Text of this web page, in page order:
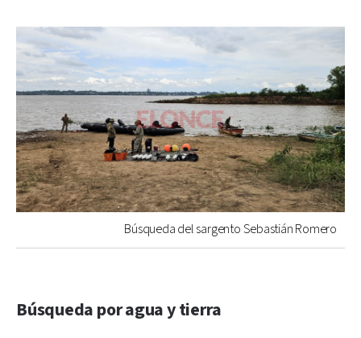
Búsqueda del sargento Sebastián Romero
Búsqueda por agua y tierra